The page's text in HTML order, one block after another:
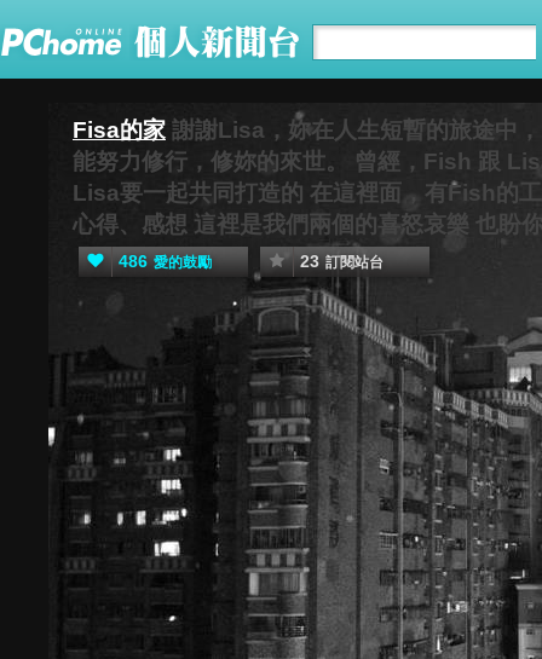
Fisa的家 謝謝Lisa，妳在人生短暫的旅途中
能努力修行，修妳的來世。 曾經，Fish 跟
Lisa要一起共同打造的 在這裡面，有Fish的
心得、感想 這裡是我們兩個的喜怒哀樂 也盼
486 愛的鼓勵 23 訂閱站台